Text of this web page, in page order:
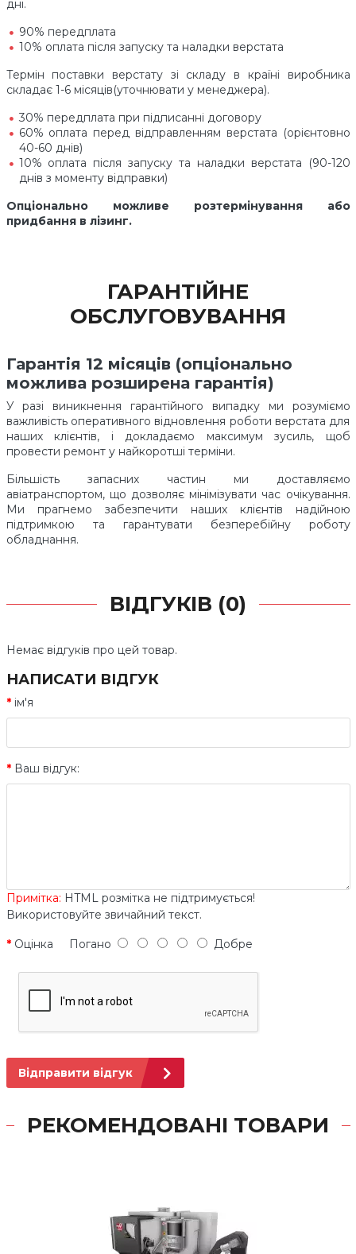
дні.
90% передплата
10% оплата після запуску та наладки верстата
Термін поставки верстату зі складу в країні виробника
складає 1-6 місяців(уточнювати у менеджера).
30% передплата при підписанні договору
60% оплата перед відправленням верстата (орієнтовно
40-60 днів)
10% оплата після запуску та наладки верстата (90-120
днів з моменту відправки)
Опціонально можливе розтермінування або
придбання в лізинг.
ГАРАНТІЙНЕ
ОБСЛУГОВУВАННЯ
Гарантія 12 місяців (опціонально
можлива розширена гарантія)
У разі виникнення гарантійного випадку ми розуміємо
важливість оперативного відновлення роботи верстата для
наших клієнтів, і докладаємо максимум зусиль, щоб
провести ремонт у найкоротші терміни.
Більшість запасних частин ми доставляємо
авіатранспортом, що дозволяє мінімізувати час очікування.
Ми прагнемо забезпечити наших клієнтів надійною
підтримкою та гарантувати безперебійну роботу
обладнання.
ВІДГУКІВ (0)
Немає відгуків про цей товар.
НАПИСАТИ ВІДГУК
ім'я
Ваш відгук:
Примітка: HTML розмітка не підтримується!
Використовуйте звичайний текст.
Оцінка Погано Добре
Відправити відгук
РЕКОМЕНДОВАНІ ТОВАРИ